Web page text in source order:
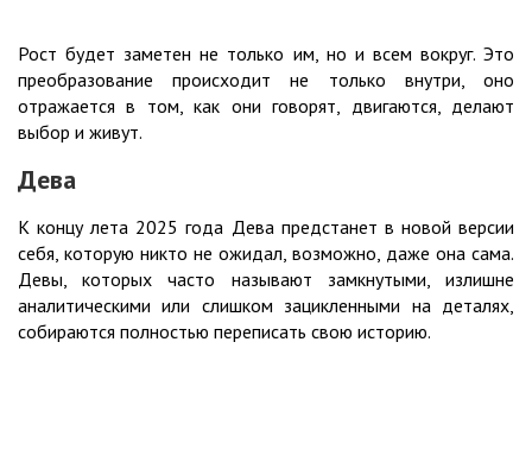
Рост будет заметен не только им, но и всем вокруг. Это
преобразование происходит не только внутри, оно
отражается в том, как они говорят, двигаются, делают
выбор и живут.
Дева
К концу лета 2025 года Дева предстанет в новой версии
себя, которую никто не ожидал, возможно, даже она сама.
Девы, которых часто называют замкнутыми, излишне
аналитическими или слишком зацикленными на деталях,
собираются полностью переписать свою историю.